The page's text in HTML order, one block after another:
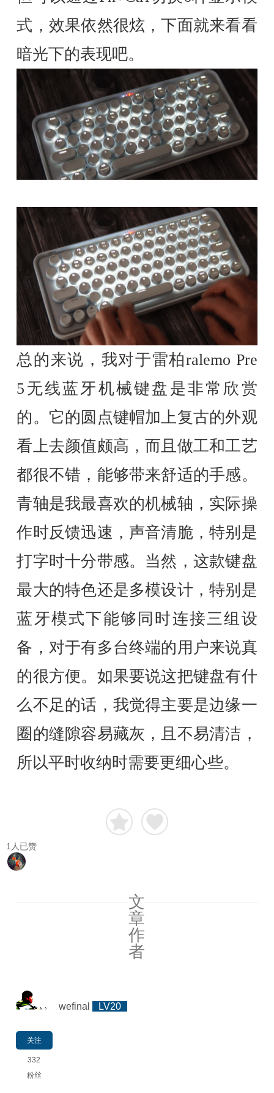
式，效果依然很炫，下面就来看看
暗光下的表现吧。
总的来说，我对于雷柏ralemo Pre
5无线蓝牙机械键盘是非常欣赏
的。它的圆点键帽加上复古的外观
看上去颜值颇高，而且做工和工艺
都很不错，能够带来舒适的手感。
青轴是我最喜欢的机械轴，实际操
作时反馈迅速，声音清脆，特别是
打字时十分带感。当然，这款键盘
最大的特色还是多模设计，特别是
蓝牙模式下能够同时连接三组设
备，对于有多台终端的用户来说真
的很方便。如果要说这把键盘有什
么不足的话，我觉得主要是边缘一
圈的缝隙容易藏灰，且不易清洁，
所以平时收纳时需要更细心些。
1 人已赞
文
章
作
者
关注
332
粉丝
wefinal LV20